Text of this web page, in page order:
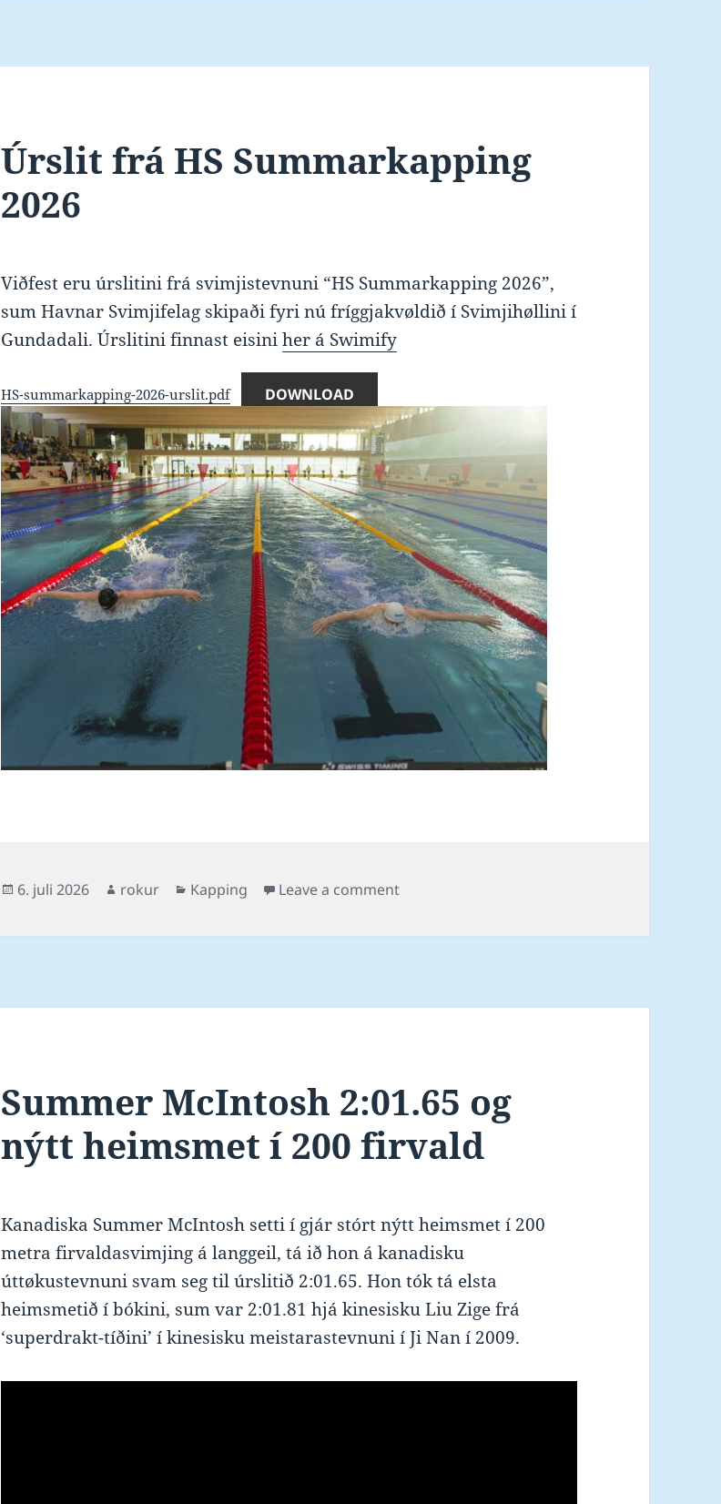
Úrslit frá HS Summarkapping
2026
Viðfest eru úrslitini frá svimjistevnuni “HS Summarkapping 2026”,
sum Havnar Svimjifelag skipaði fyri nú fríggjakvøldið í Svimjihøllini í
Gundadali. Úrslitini finnast eisiniher á Swimify
HS-summarkapping-2026-urslit.pdf DOWNLOAD
Posted
6. juli 2026 Author
rokur Categories
Kapping Leave a commenton Úrslit frá HS Summarkapping 2026
Summer McIntosh 2:01.65 og
nýtt heimsmet í 200 firvald
Kanadiska Summer McIntosh setti í gjár stórt nýtt heimsmet í 200
metra firvaldasvimjing á langgeil, tá ið hon á kanadisku
úttøkustevnuni svam seg til úrslitið 2:01.65. Hon tók tá elsta
heimsmetið í bókini, sum var 2:01.81 hjá kinesisku Liu Zige frá
‘superdrakt-tíðini’ í kinesisku meistarastevnuni í Ji Nan í 2009.